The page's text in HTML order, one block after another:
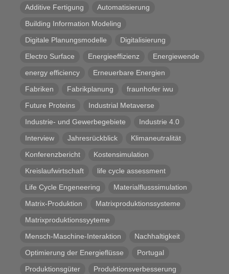
Additive Fertigung
Automatisierung
Building Information Modeling
Digitale Planungsmodelle
Digitalisierung
Electro Surface
Energieeffizienz
Energiewende
energy efficiency
Erneuerbare Energien
Fabriken
Fabrikplanung
fraunhofer iwu
Future Proteins
Industrial Metaverse
Industrie- und Gewerbegebiete
Industrie 4.0
Interview
Jahresrückblick
Klimaneutralität
Konferenzbericht
Kostensimulation
Kreislaufwirtschaft
life cycle assessment
Life Cycle Engeneering
Materialflusssimulation
Matrix-Produktion
Matrixproduktionssysteme
Matrixproduktionssyyteme
Mensch-Maschine-Interaktion
Nachhaltigkeit
Optimierung der Energieflüsse
Portugal
Produktionsgüter
Produktionsverbesserung